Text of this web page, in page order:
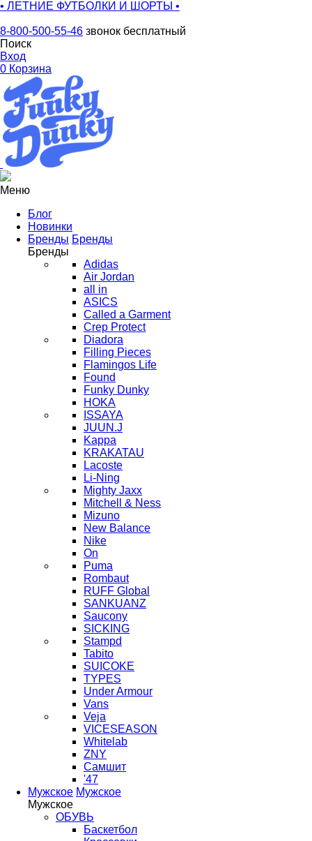
• ЛЕТНИЕ ФУТБОЛКИ И ШОРТЫ •
8-800-500-55-46 звонок бесплатный
Поиск
Вход
0 Корзина
Меню
Блог
Новинки
Бренды Бренды
Бренды
Adidas
Air Jordan
all in
ASICS
Called a Garment
Crep Protect
Diadora
Filling Pieces
Flamingos Life
Found
Funky Dunky
HOKA
ISSAYA
JUUN.J
Kappa
KRAKATAU
Lacoste
Li-Ning
Mighty Jaxx
Mitchell & Ness
Mizuno
New Balance
Nike
On
Puma
Rombaut
RUFF Global
SANKUANZ
Saucony
SICKING
Stampd
Tabito
SUICOKE
TYPES
Under Armour
Vans
Veja
VICESEASON
Whitelab
ZNY
Самшит
'47
Мужское Мужское
Мужское
ОБУВЬ
Баскетбол